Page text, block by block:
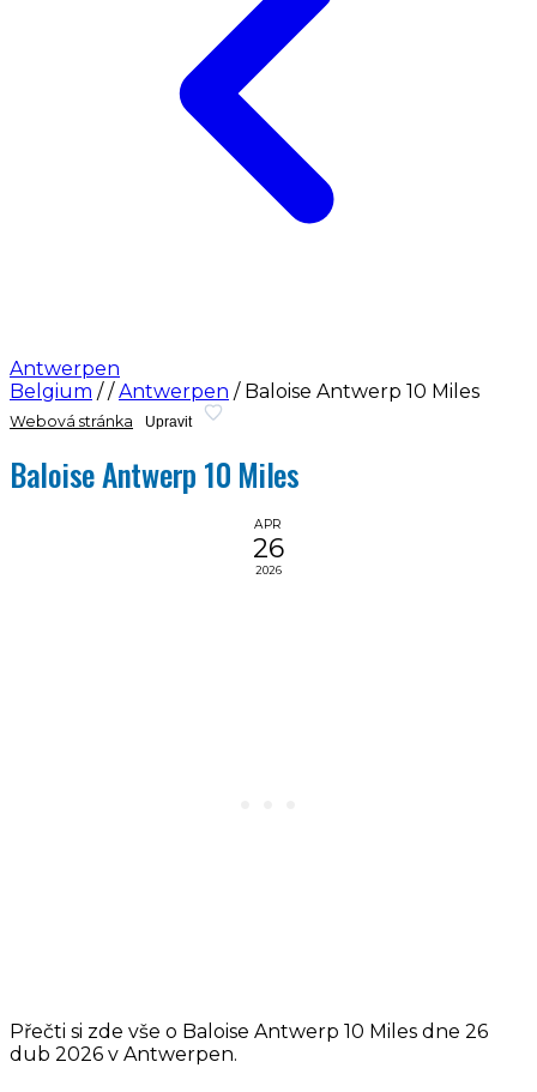
Antwerpen
Belgium / / Antwerpen / Baloise Antwerp 10 Miles
Webová stránka Upravit
Baloise Antwerp 10 Miles
APR
26
2026
Přečti si zde vše o Baloise Antwerp 10 Miles dne 26
dub 2026 v Antwerpen.